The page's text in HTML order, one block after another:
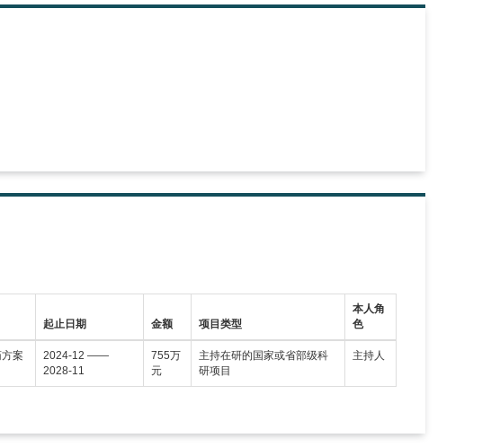
起止日期 金额 项目类型
本人角
色
案
2024-12 ——
2028-11
755万
元
主持在研的国家或省部级科
研项目
主持人